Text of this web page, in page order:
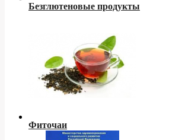
Безглютеновые продукты
Фиточаи